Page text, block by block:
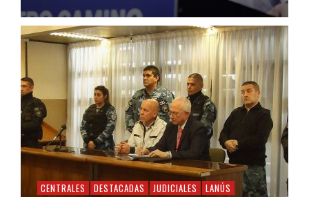
CENTRALES DESTACADAS JUDICIALES LANÚS